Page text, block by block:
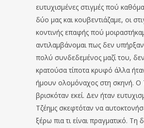
ευτυχισμένες στιγμές πού
δύο μας και κουβεντιάζαμε, οι
κοντινής επαφής πού
αντιλαμβάνομαι πως δεν
πολύ συνδεδεμένος μαζί του,
κρατούσα τίποτα κρυφό άλλα
ήμουν ολομόναχος στη σκηνή. Ο
βρισκόταν εκεί. Δεν ήταν
Τζέημς σκεφτόταν να
ξέρω πια τι είναι πραγματικό. Τη